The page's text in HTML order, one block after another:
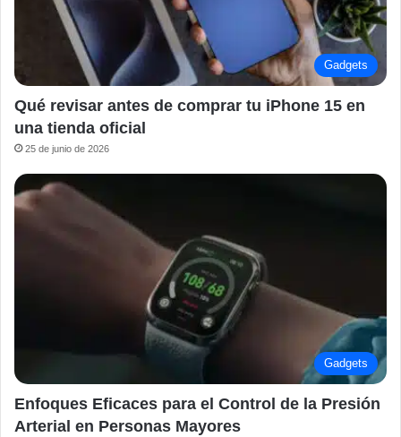
Gadgets
Qué revisar antes de comprar tu iPhone 15 en
una tienda oficial
25 de junio de 2026
Gadgets
Enfoques Eficaces para el Control de la Presión
Arterial en Personas Mayores